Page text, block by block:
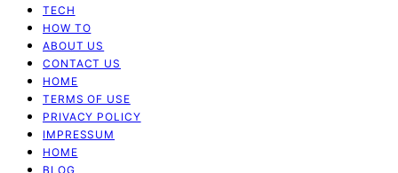
TECH
HOW TO
ABOUT US
CONTACT US
HOME
TERMS OF USE
PRIVACY POLICY
IMPRESSUM
HOME
BLOG